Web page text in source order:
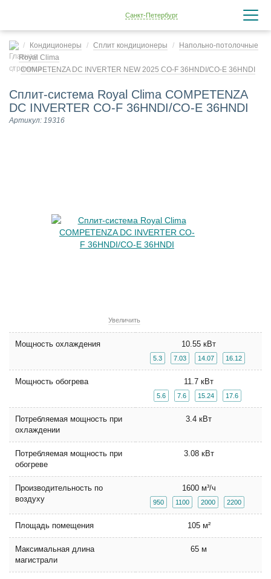
Санкт-Петербург
Кондиционеры Сплит кондиционеры
Напольно-потолочные
Royal Clima
COMPETENZA DC INVERTER NEW 2025 CO-F 36HNDI/CO-E 36HNDI
Сплит-система Royal Clima COMPETENZA
DC INVERTER CO-F 36HNDI/CO-E 36HNDI
Артикул: 19316
Увеличить
Мощность охлаждения 10.55 кВт
5.3 7.03 14.07 16.12
Мощность обогрева 11.7 кВт
5.6 7.6 15.24 17.6
Потребляемая мощность при
охлаждении
3.4 кВт
Потребляемая мощность при
обогреве
3.08 кВт
Производительность по
воздуху
1600 м³/ч
950 1100 2000 2200
Площадь помещения 105 м²
Максимальная длина
магистрали
65 м